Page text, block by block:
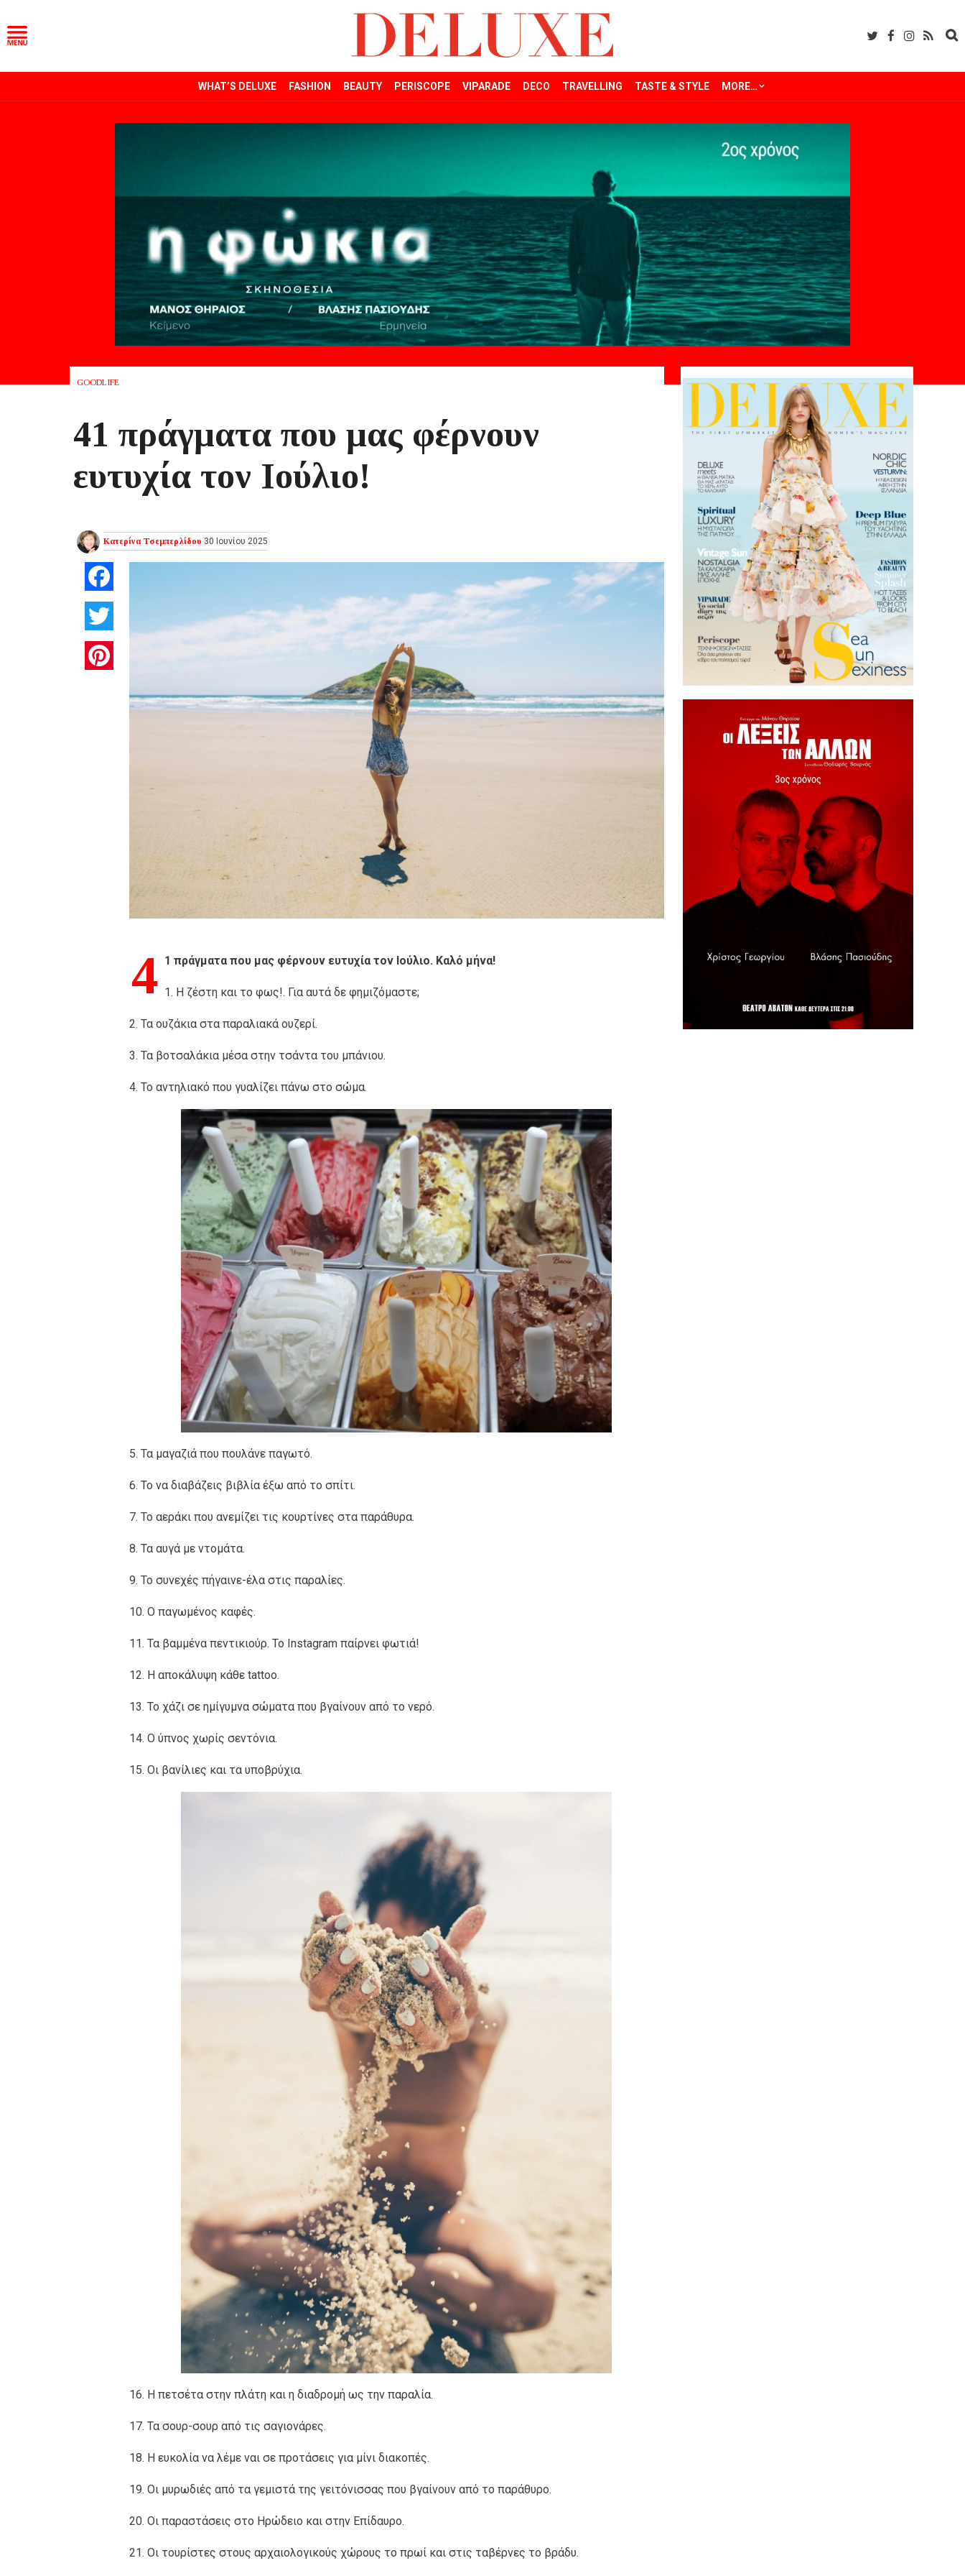
WHAT’S DELUXE FASHION BEAUTY PERISCOPE VIPARADE DECO TRAVELLING TASTE & STYLE MORE…
GOODLIFE
41 πράγματα που μας φέρνουν
ευτυχία τον Ιούλιο!
Κατερίνα Τσεμπερλίδου 30 Ιουνίου 2025
4 1 πράγματα που μας φέρνουν ευτυχία τον Ιούλιο. Καλό μήνα!
1. Η ζέστη και το φως!. Για αυτά δε φημιζόμαστε;
2. Τα ουζάκια στα παραλιακά ουζερί.
3. Τα βοτσαλάκια μέσα στην τσάντα του μπάνιου.
4. Το αντηλιακό που γυαλίζει πάνω στο σώμα.
5. Τα μαγαζιά που πουλάνε παγωτό.
6. Το να διαβάζεις βιβλία έξω από το σπίτι.
7. Το αεράκι που ανεμίζει τις κουρτίνες στα παράθυρα.
8. Τα αυγά με ντομάτα.
9. Το συνεχές πήγαινε-έλα στις παραλίες.
10. Ο παγωμένος καφές.
11. Τα βαμμένα πεντικιούρ. Το Instagram παίρνει φωτιά!
12. Η αποκάλυψη κάθε tattoo.
13. Το χάζι σε ημίγυμνα σώματα που βγαίνουν από το νερό.
14. Ο ύπνος χωρίς σεντόνια.
15. Οι βανίλιες και τα υποβρύχια.
16. Η πετσέτα στην πλάτη και η διαδρομή ως την παραλία.
17. Τα σουρ-σουρ από τις σαγιονάρες.
18. Η ευκολία να λέμε ναι σε προτάσεις για μίνι διακοπές.
19. Οι μυρωδιές από τα γεμιστά της γειτόνισσας που βγαίνουν από το παράθυρο.
20. Οι παραστάσεις στο Ηρώδειο και στην Επίδαυρο.
21. Οι τουρίστες στους αρχαιολογικούς χώρους το πρωί και στις ταβέρνες το βράδυ.